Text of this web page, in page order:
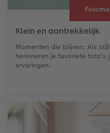
Klein en aantrekkelijk
Momenten die blijven: Als
herinneren je favoriete foto's
ervaringen.